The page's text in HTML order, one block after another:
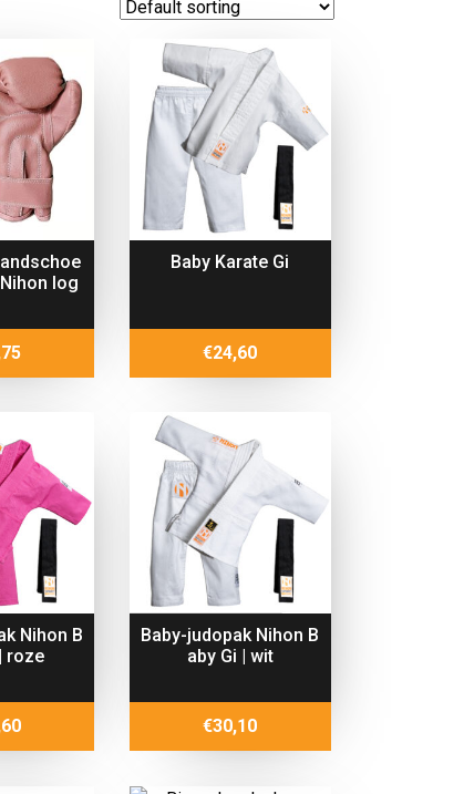
log
Baby Karate Gi
€24,60
Nihon B
roze
Baby-judopak Nihon B
aby Gi | wit
€30,10